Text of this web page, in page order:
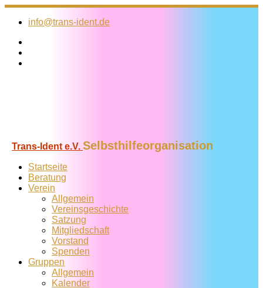
Zum
Inhalt
info@trans-ident.de
Trans-Ident e.V. Selbsthilfeorganisation
Startseite
Beratung
Verein
Allgemein
Vereins­geschichte
Satzung
Mitglied­schaft
Vorstand
Spenden
Gruppen
Allgemein
Kalender